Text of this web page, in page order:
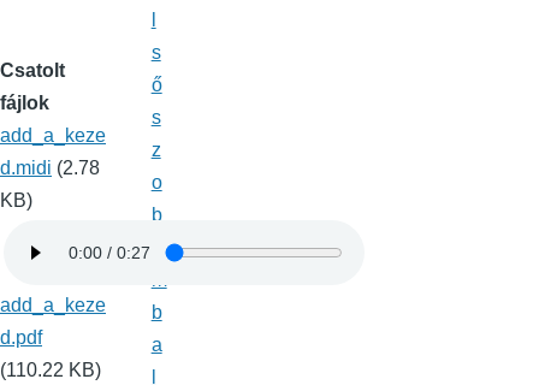
Csatolt
fájlok
add_a_keze
d.midi (2.78
KB)
add_a_keze
d.pdf
(110.22 KB)
s
ő
s
z
o
b
b
a